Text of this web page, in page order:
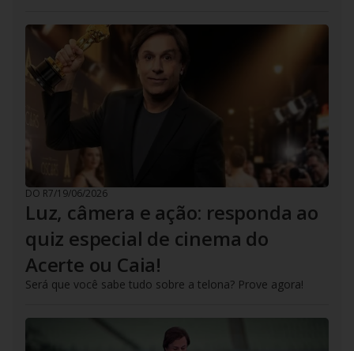
DO R7/19/06/2026
Luz, câmera e ação: responda ao
quiz especial de cinema do
Acerte ou Caia!
Será que você sabe tudo sobre a telona? Prove agora!